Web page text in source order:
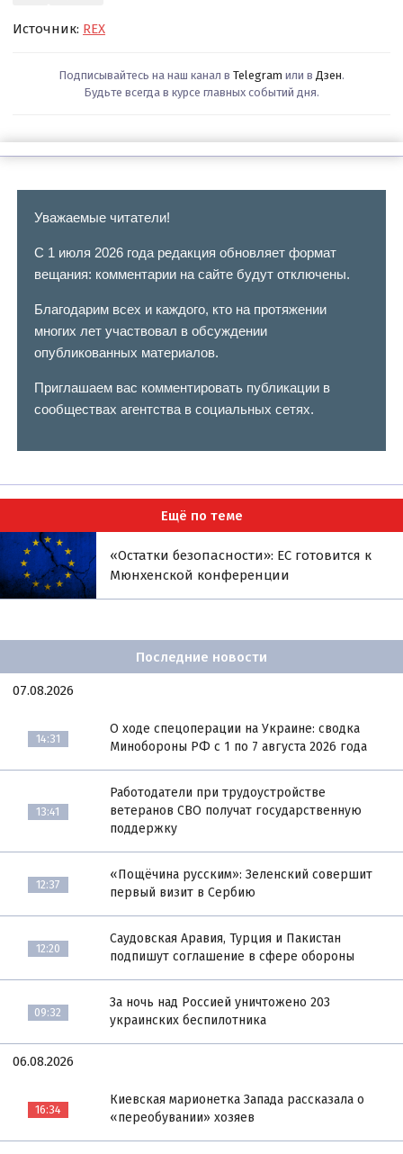
Источник: REX
Подписывайтесь на наш канал в Telegram или в Дзен.
Будьте всегда в курсе главных событий дня.
Уважаемые читатели!
С 1 июля 2026 года редакция обновляет формат
вещания: комментарии на сайте будут отключены.
Благодарим всех и каждого, кто на протяжении
многих лет участвовал в обсуждении
опубликованных материалов.
Приглашаем вас комментировать публикации в
сообществах агентства в социальных сетях.
Ещё по теме
«Остатки безопасности»: ЕС готовится к
Мюнхенской конференции
Последние новости
07.08.2026
14:31
О ходе спецоперации на Украине: сводка
Минобороны РФ с 1 по 7 августа 2026 года
13:41
Работодатели при трудоустройстве
ветеранов СВО получат государственную
поддержку
12:37
«Пощёчина русским»: Зеленский совершит
первый визит в Сербию
12:20
Саудовская Аравия, Турция и Пакистан
подпишут соглашение в сфере обороны
09:32
За ночь над Россией уничтожено 203
украинских беспилотника
06.08.2026
16:34
Киевская марионетка Запада рассказала о
«переобувании» хозяев